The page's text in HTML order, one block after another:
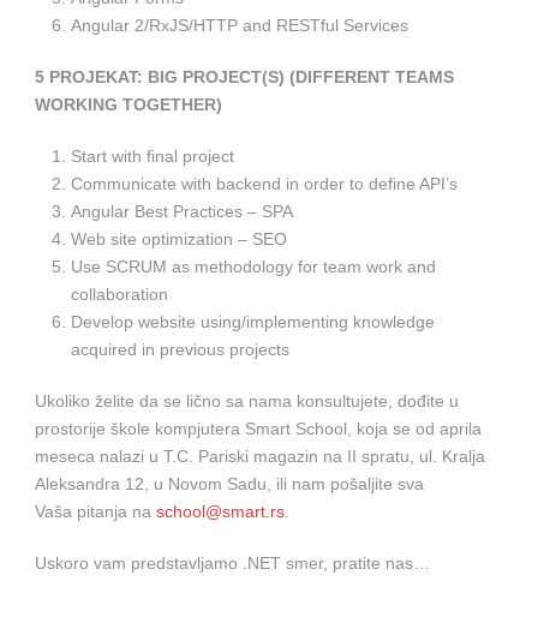
Angular 2/RxJS/HTTP and RESTful Services
5 PROJEKAT: BIG PROJECT(S) (DIFFERENT TEAMS
WORKING TOGETHER)
Start with final project
Communicate with backend in order to define API’s
Angular Best Practices – SPA
Web site optimization – SEO
Use SCRUM as methodology for team work and
collaboration
Develop website using/implementing knowledge
acquired in previous projects
Ukoliko želite da se lično sa nama konsultujete, dođite u
prostorije škole kompjutera Smart School, koja se od aprila
meseca nalazi u T.C. Pariski magazin na II spratu, ul. Kralja
Aleksandra 12, u Novom Sadu, ili nam pošaljite sva
Vaša pitanja na school@smart.rs.
Uskoro vam predstavljamo .NET smer, pratite nas…